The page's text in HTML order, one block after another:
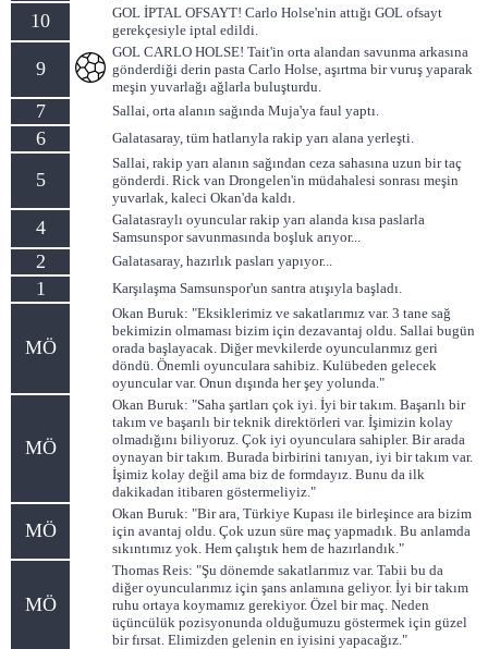
10
GOL İPTAL OFSAYT! Carlo Holse'nin attığı GOL ofsayt
gerekçesiyle iptal edildi.
9
GOL CARLO HOLSE! Tait'in orta alandan savunma arkasına
gönderdiği derin pasta Carlo Holse, aşırtma bir vuruş yaparak
meşin yuvarlağı ağlarla buluşturdu.
7 Sallai, orta alanın sağında Muja'ya faul yaptı.
6 Galatasaray, tüm hatlarıyla rakip yarı alana yerleşti.
5
Sallai, rakip yarı alanın sağından ceza sahasına uzun bir taç
gönderdi. Rick van Drongelen'in müdahalesi sonrası meşin
yuvarlak, kaleci Okan'da kaldı.
4
Galatasraylı oyuncular rakip yarı alanda kısa paslarla
Samsunspor savunmasında boşluk arıyor...
2 Galatasaray, hazırlık pasları yapıyor...
1 Karşılaşma Samsunspor'un santra atışıyla başladı.
MÖ
Okan Buruk: "Eksiklerimiz ve sakatlarımız var. 3 tane sağ
bekimizin olmaması bizim için dezavantaj oldu. Sallai bugün
orada başlayacak. Diğer mevkilerde oyuncularımız geri
döndü. Önemli oyunculara sahibiz. Kulübeden gelecek
oyuncular var. Onun dışında her şey yolunda."
MÖ
Okan Buruk: "Saha şartları çok iyi. İyi bir takım. Başarılı bir
takım ve başarılı bir teknik direktörleri var. İşimizin kolay
olmadığını biliyoruz. Çok iyi oyunculara sahipler. Bir arada
oynayan bir takım. Burada birbirini tanıyan, iyi bir takım var.
İşimiz kolay değil ama biz de formdayız. Bunu da ilk
dakikadan itibaren göstermeliyiz."
MÖ
Okan Buruk: "Bir ara, Türkiye Kupası ile birleşince ara bizim
için avantaj oldu. Çok uzun süre maç yapmadık. Bu anlamda
sıkıntımız yok. Hem çalıştık hem de hazırlandık."
MÖ
Thomas Reis: "Şu dönemde sakatlarımız var. Tabii bu da
diğer oyuncularımız için şans anlamına geliyor. İyi bir takım
ruhu ortaya koymamız gerekiyor. Özel bir maç. Neden
üçüncülük pozisyonunda olduğumuzu göstermek için güzel
bir fırsat. Elimizden gelenin en iyisini yapacağız."